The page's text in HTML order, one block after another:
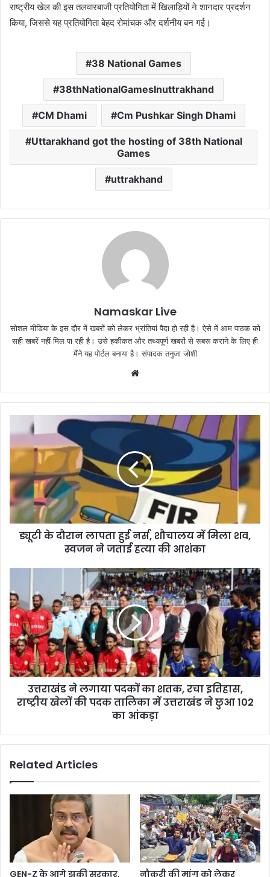
राष्ट्रीय खेल की इस तलवारबाजी प्रतियोगिता में खिलाड़ियों ने शानदार प्रदर्शन
किया, जिससे यह प्रतियोगिता बेहद रोमांचक और दर्शनीय बन गई।
38 National Games
38thNationalGamesInuttrakhand
CM Dhami Cm Pushkar Singh Dhami
Uttarakhand got the hosting of 38th National
Games
uttrakhand
Namaskar Live
सोशल मीडिया के इस दौर में खबरों को लेकर भ्रांतियां पैदा हो रही है। ऐसे में आम पाठक को
सही खबरें नहीं मिल पा रही है। उसे हकीकत और तथ्यपूर्ण खबरों से रूबरू कराने के लिए ही
मैंने यह पोर्टल बनाया है। संपादक तनुजा जोशी
b
s
e
ड्यूटी के दौरान लापता हुई नर्स, शौचालय में मिला शव,
स्वजन ने जताई हत्या की आशंका
उत्तराखंड ने लगाया पदकों का शतक, रचा इतिहास,
राष्ट्रीय खेलों की पदक तालिका में उत्तराखंड ने छुआ 102
का आंकड़ा
Related Articles
GEN-Z के आगे झुकी सरकार, नौकरी की मांग को लेकर